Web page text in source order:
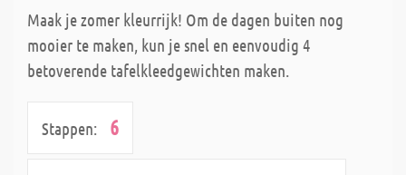
Maak je zomer kleurrijk! Om de dagen buiten nog
mooier te maken, kun je snel en eenvoudig 4
betoverende tafelkleedgewichten maken.
Stappen: 6